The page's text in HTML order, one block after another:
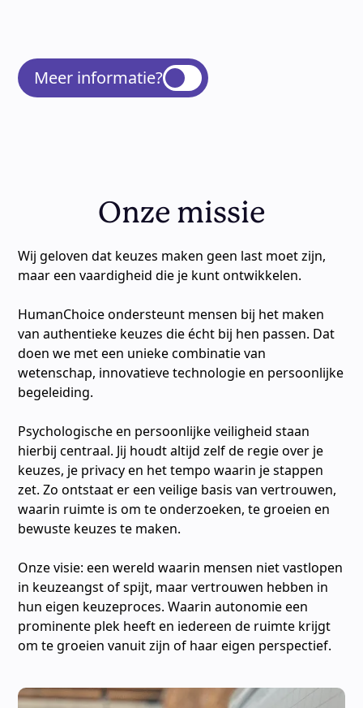
Meer informatie?
Onze missie
Wij geloven dat keuzes maken geen last moet zijn,
maar een vaardigheid die je kunt ontwikkelen.
HumanChoice ondersteunt mensen bij het maken
van authentieke keuzes die écht bij hen passen. Dat
doen we met een unieke combinatie van
wetenschap, innovatieve technologie en persoonlijke
begeleiding.
Psychologische en persoonlijke veiligheid staan
hierbij centraal. Jij houdt altijd zelf de regie over je
keuzes, je privacy en het tempo waarin je stappen
zet. Zo ontstaat er een veilige basis van vertrouwen,
waarin ruimte is om te onderzoeken, te groeien en
bewuste keuzes te maken.
Onze visie: een wereld waarin mensen niet vastlopen
in keuzeangst of spijt, maar vertrouwen hebben in
hun eigen keuzeproces. Waarin autonomie een
prominente plek heeft en iedereen de ruimte krijgt
om te groeien vanuit zijn of haar eigen perspectief.